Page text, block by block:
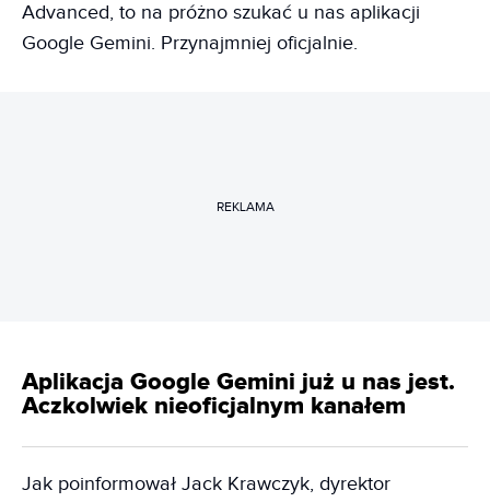
Advanced, to na próżno szukać u nas aplikacji
Google Gemini. Przynajmniej oficjalnie.
REKLAMA
Aplikacja Google Gemini już u nas jest.
Aczkolwiek nieoficjalnym kanałem
Jak poinformował Jack Krawczyk, dyrektor